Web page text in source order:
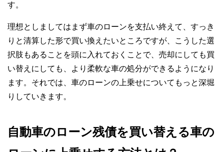
す。
理想としましてはまず車のローンを支払い終えて、すっき
りと清算した形で買い換えたいところですが、こうした選
択肢もあることを頭に入れておくことで、売却にしても買
い替えにしても、より柔軟な車の処分ができるようになり
ます。それでは、車のローンの上乗せについてもっと深堀
りしていきます。
自動車のローン残債を買い替える車の